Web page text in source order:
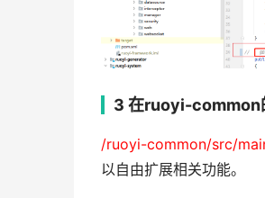
3 在ruoyi-
/ruoyi-common/src/
以自由扩展相关功能。